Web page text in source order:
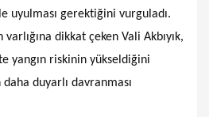
uyulması gerektiğini vurguladı.
dikkat çeken Vali Akbıyık,
yangın riskinin yükseldiğini
duyarlı davranması